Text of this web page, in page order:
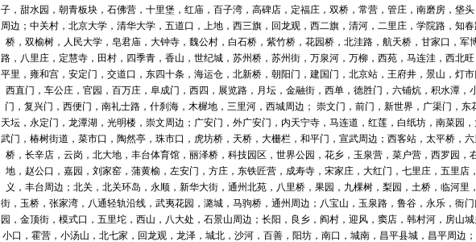
子，甜水园，朝青板块，石佛营，十里堡，红庙，百子湾，高碑店，定福庄，双桥，常营，管庄，南磨房，垡
周边；中关村，北京大学，清华大学，五道口，上地，西三旗，回龙观，西二旗，清河，二里庄，学院路，知
桥，双榆树，人民大学，皂君庙，大钟寺，魏公村，白石桥，紫竹桥，花园桥，北洼路，航天桥，甘家口，军
路，八里庄，定慧寺，田村，四季青，香山，世纪城，苏州桥，苏州街，万泉河，万柳，西苑，马连洼，西北
平里，雍和宫，安定门，交道口，东四十条，海运仓，北新桥，朝阳门，建国门，北京站，王府井，景山，灯
西直门，车公庄，官园，百万庄，阜成门，西四，展览路，月坛，金融街，西单，德胜门，六铺炕，积水潭，
门，复兴门，西便门，南礼士路，什刹海，木樨地，三里河，西城周边； 崇文门，前门，新世界，广渠门，东
天坛，永定门，龙潭湖，光明楼，崇文周边；广安门，外广安门，内天宁寺，马连道，红莲，白纸坊，南菜园
武门，椿树街道，菜市口，陶然亭，珠市口，虎坊桥，天桥，大栅栏，和平门，宣武周边；西客站，太平桥，
桥，长辛店，云岗，北大地，丰台体育馆，丽泽桥，科技园区，世界公园，花乡，玉泉营，菜户营，西罗园，
地，赵公口，嘉园，刘家窑，蒲黄榆，左安门，方庄，东铁匠营，成寿寺，宋家庄，大红门，七里庄，五里店
义，丰台周边；北关，北关环岛，永顺，新华大街，通州北苑，八里桥，果园，九棵树，梨园，土桥，临河里
街，玉桥，张家湾，八通轻轨沿线，武夷花园，潞城，马驹桥，通州周边；八宝山，玉泉路，鲁谷，永乐，衙
园，金顶街，模式口，五里坨，西山，八大处，石景山周边；长阳，良乡，阎村，迎风，窦店，韩村河，房山
小口，霍营，小汤山，北七家，回龙观，龙泽，城北，沙河，百善，阳坊，南口，城南，昌平县城，昌平周边